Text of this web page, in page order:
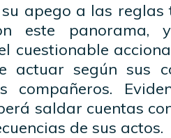
apego a las
este panorama,
cuestionable
actuar según sus
compañeros.
saldar cuentas
de sus actos.